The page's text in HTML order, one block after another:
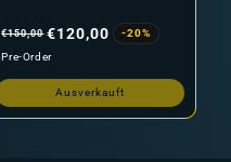
Preis
€150,00 €120,00
-20%
Pre-Order
Ausverkauft